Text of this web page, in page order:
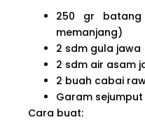
250 gr
memanjang)
2 sdm gula
2 sdm air asam
2 buah cabai
Garam sejumput
Cara buat: